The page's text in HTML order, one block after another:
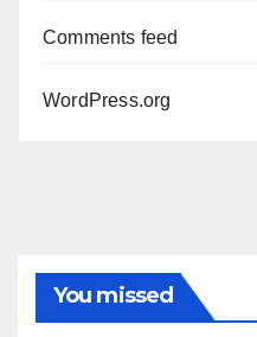
Comments feed
WordPress.org
You missed